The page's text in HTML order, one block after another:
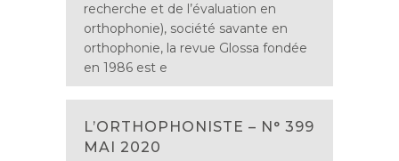
recherche et de l’évaluation en
orthophonie), société savante en
orthophonie, la revue Glossa fondée
en 1986 est e
L’ORTHOPHONISTE – N° 399
MAI 2020